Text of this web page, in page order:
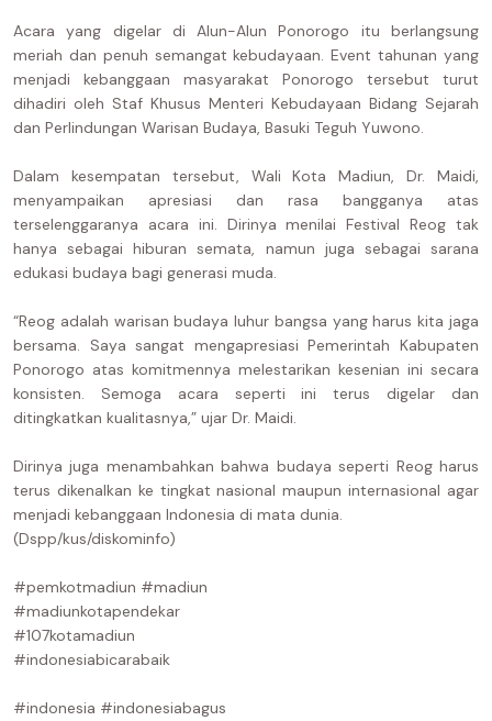
Acara yang digelar di Alun-Alun Ponorogo itu berlangsung
meriah dan penuh semangat kebudayaan. Event tahunan yang
menjadi kebanggaan masyarakat Ponorogo tersebut turut
dihadiri oleh Staf Khusus Menteri Kebudayaan Bidang Sejarah
dan Perlindungan Warisan Budaya, Basuki Teguh Yuwono.
Dalam kesempatan tersebut, Wali Kota Madiun, Dr. Maidi,
menyampaikan apresiasi dan rasa bangganya atas
terselenggaranya acara ini. Dirinya menilai Festival Reog tak
hanya sebagai hiburan semata, namun juga sebagai sarana
edukasi budaya bagi generasi muda.
“Reog adalah warisan budaya luhur bangsa yang harus kita jaga
bersama. Saya sangat mengapresiasi Pemerintah Kabupaten
Ponorogo atas komitmennya melestarikan kesenian ini secara
konsisten. Semoga acara seperti ini terus digelar dan
ditingkatkan kualitasnya,” ujar Dr. Maidi.
Dirinya juga menambahkan bahwa budaya seperti Reog harus
terus dikenalkan ke tingkat nasional maupun internasional agar
menjadi kebanggaan Indonesia di mata dunia.
(Dspp/kus/diskominfo)
#pemkotmadiun #madiun
#madiunkotapendekar
#107kotamadiun
#indonesiabicarabaik
#indonesia #indonesiabagus